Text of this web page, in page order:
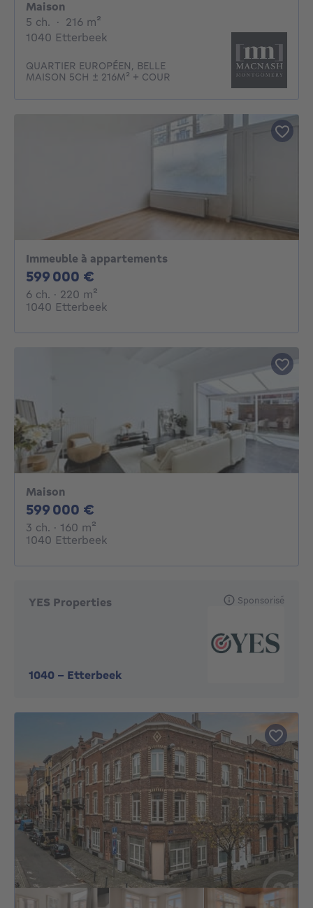
Maison
5 ch. 5 chambres
· 216 m²
1040 Etterbeek
QUARTIER EUROPÉEN, BELLE
MAISON 5CH ± 216M² + COUR
Immeuble à appartements
599 000 €
6 ch. 6 chambres
· 220 m²
1040 Etterbeek
Maison
599 000 €
3 ch. 3 chambres
· 160 m²
1040 Etterbeek
YES Properties
1040 - Etterbeek
Sponsorisé